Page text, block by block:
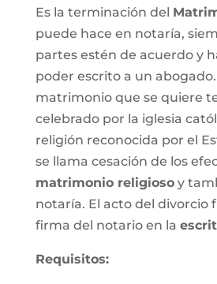
Es la terminación del
puede hace en notaría,
partes estén de acuerdo y
poder escrito a un
matrimonio que se quiere
celebrado por la iglesia
religión reconocida por el
se llama cesación de los
matrimonio religiosoy
notaría. El acto del divorcio
firma del notario en la
Requisitos: